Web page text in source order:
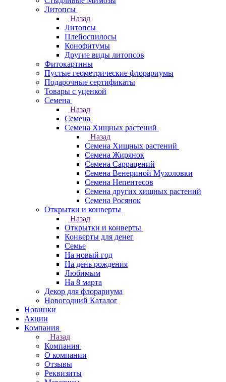
Литопсы
Назад
Литопсы
Плейоспилосы
Конофитумы
Другие виды литопсов
Фитокартины
Пустые геометрические флорариумы
Подарочные сертификаты
Товары с уценкой
Семена
Назад
Семена
Семена Хищных растений
Назад
Семена Хищных растений
Семена Жирянок
Семена Саррацений
Семена Венериной Мухоловки
Семена Непентесов
Семена других хищных растений
Семена Росянок
Открытки и конверты
Назад
Открытки и конверты
Конверты для денег
Семье
На новый год
На день рождения
Любимым
На 8 марта
Декор для флорариума
Новогодний Каталог
Новинки
Акции
Компания
Назад
Компания
О компании
Отзывы
Реквизиты